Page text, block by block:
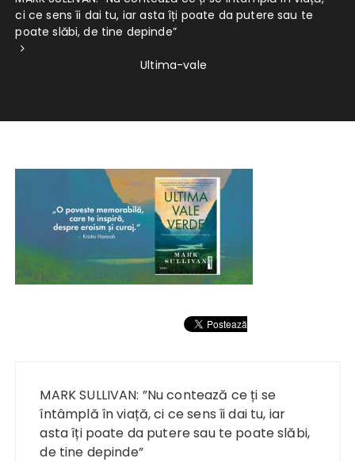
ci ce sens îi dai tu, iar asta îți poate da putere sau te
poate slăbi, de tine depinde”
Ultima-vale
articole
MARK SULLIVAN: ”Nu contează ce ți se
întâmplă în viață, ci ce sens îi dai tu, iar
asta îți poate da putere sau te poate slăbi,
de tine depinde”